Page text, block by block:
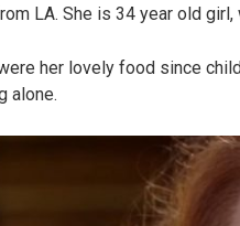
LA. She is 34 year old
her lovely food since
alone.